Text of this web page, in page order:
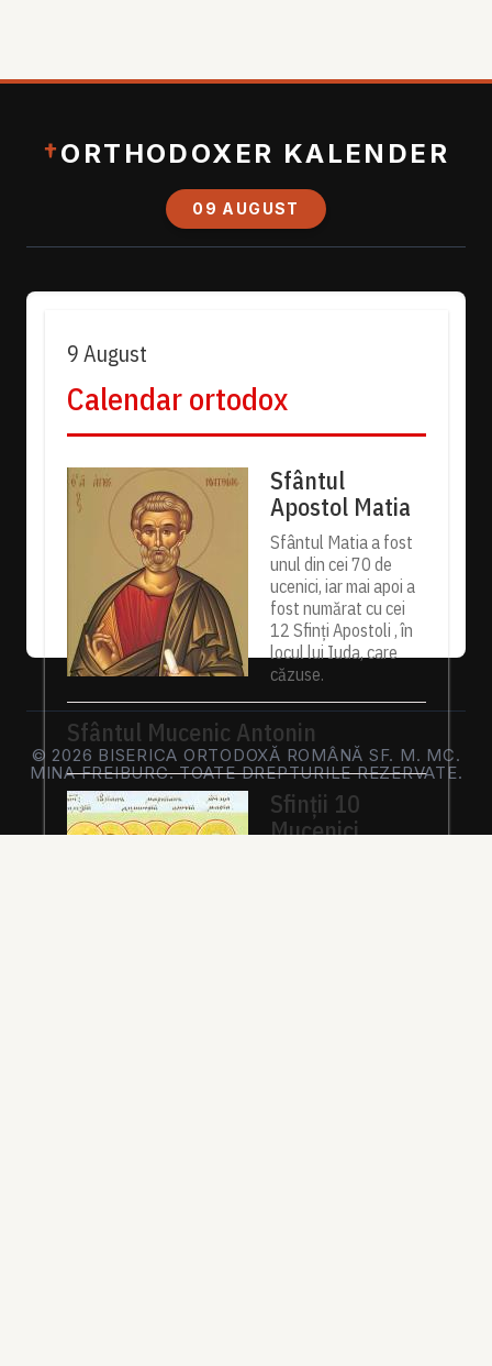
†ORTHODOXER KALENDER
09 AUGUST
9 August
Calendar ortodox
Sfântul
Apostol Matia
Sfântul Matia a fost
unul din cei 70 de
ucenici, iar mai apoi a
fost numărat cu cei
12 Sfinți Apostoli , în
locul lui Iuda, care
căzuse.
Sfântul Mucenic Antonin
Sfinții 10
Mucenici
© 2026 BISERICA ORTODOXĂ ROMÂNĂ SF. M. MC.
MINA FREIBURG. TOATE DREPTURILE REZERVATE.